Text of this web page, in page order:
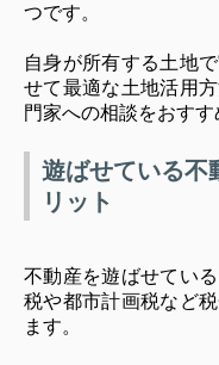
つです。
自身が所有する土地
せて最適な土地活用
門家への相談をおすす
遊ばせている不
リット
不動産を遊ばせてい
税や都市計画税など
ます。